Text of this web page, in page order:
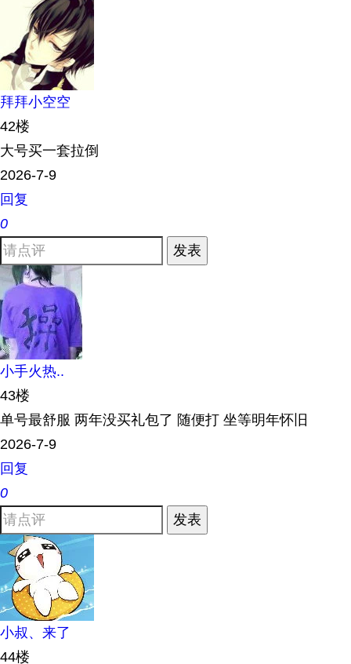
拜拜小空空
42楼
大号买一套拉倒
2026-7-9
回复
0
发表
小手火热..
43楼
单号最舒服 两年没买礼包了 随便打 坐等明年怀旧
2026-7-9
回复
0
发表
小叔、来了
44楼